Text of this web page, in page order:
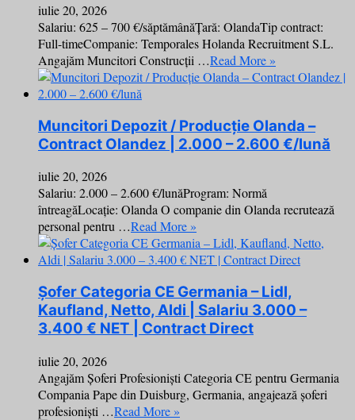
iulie 20, 2026
Salariu: 625 – 700 €/săptămânăȚară: OlandaTip contract:
Full-timeCompanie: Temporales Holanda Recruitment S.L.
Angajăm Muncitori Construcții …Read More »
Muncitori Depozit / Producție Olanda –
Contract Olandez | 2.000 – 2.600 €/lună
iulie 20, 2026
Salariu: 2.000 – 2.600 €/lunăProgram: Normă
întreagăLocație: Olanda O companie din Olanda recrutează
personal pentru …Read More »
Șofer Categoria CE Germania – Lidl,
Kaufland, Netto, Aldi | Salariu 3.000 –
3.400 € NET | Contract Direct
iulie 20, 2026
Angajăm Șoferi Profesioniști Categoria CE pentru Germania
Compania Pape din Duisburg, Germania, angajează șoferi
profesioniști …Read More »